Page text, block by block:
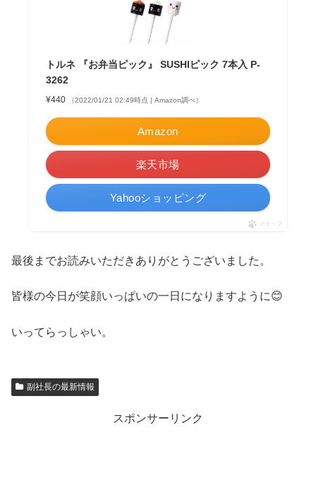
トルネ 『お弁当ピック』 SUSHIピック 7本入 P-
3262
¥440 （2022/01/21 02:49時点 | Amazon調べ）
Amazon
楽天市場
Yahooショッピング
ポチップ
最後までお読みいただきありがとうございました。
皆様の今日が笑顔いっぱいの一日になりますように😊
いってらっしゃい。
副社長の最新情報
スポンサーリンク